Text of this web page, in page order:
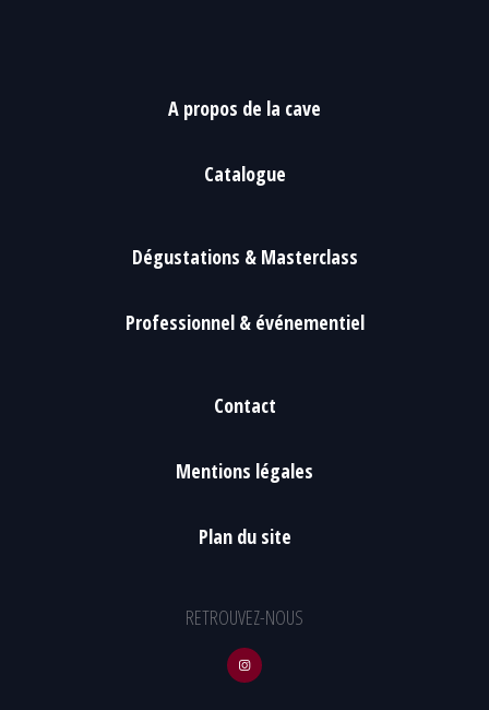
A propos de la cave
Catalogue
Dégustations & Masterclass
Professionnel & événementiel
Contact
Mentions légales
Plan du site
RETROUVEZ-NOUS